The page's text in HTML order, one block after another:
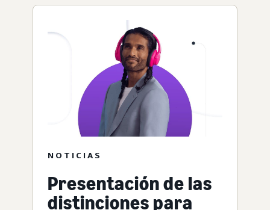
NOTICIAS
Presentación de las
distinciones para